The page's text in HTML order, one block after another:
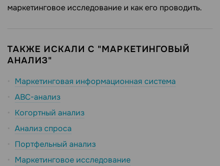
маркетинговое исследование и как его проводить.
ТАКЖЕ ИСКАЛИ С "МАРКЕТИНГОВЫЙ
АНАЛИЗ"
Маркетинговая информационная система
ABC-анализ
Когортный анализ
Анализ спроса
Портфельный анализ
Маркетинговое исследование